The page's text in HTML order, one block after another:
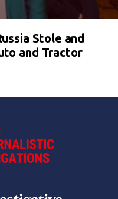
Stole and
and Tractor